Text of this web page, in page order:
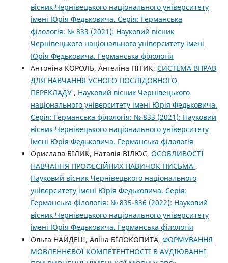
вісник Чернівецького національного університету
імені Юрія Федьковича. Серія: Германська
філологія: № 833 (2021): Науковий вісник
Чернівецького національного університету імені
Юрія Федьковича. Германська філологія
Антоніна КОРОЛЬ, Ангеліна ПІТИК, СИСТЕМА ВПРАВ
ДЛЯ НАВЧАННЯ УСНОГО ПОСЛІДОВНОГО
ПЕРЕКЛАДУ , Науковий вісник Чернівецького
національного університету імені Юрія Федьковича.
Серія: Германська філологія: № 833 (2021): Науковий
вісник Чернівецького національного університету
імені Юрія Федьковича. Германська філологія
Орислава БІЛИК, Наталія ВІЛЮС, ОСОБЛИВОСТІ
НАВЧАННЯ ПРОФЕСІЙНИХ НАВИЧОК ПИСЬМА ,
Науковий вісник Чернівецького національного
університету імені Юрія Федьковича. Серія:
Германська філологія: № 835-836 (2022): Науковий
вісник Чернівецького національного університету
імені Юрія Федьковича. Германська філологія
Ольга НАЙДЕШ, Аліна БІЛОКОПИТА, ФОРМУВАННЯ
МОВЛЕННЄВОЇ КОМПЕТЕНТНОСТІ В АУДІЮВАННІ